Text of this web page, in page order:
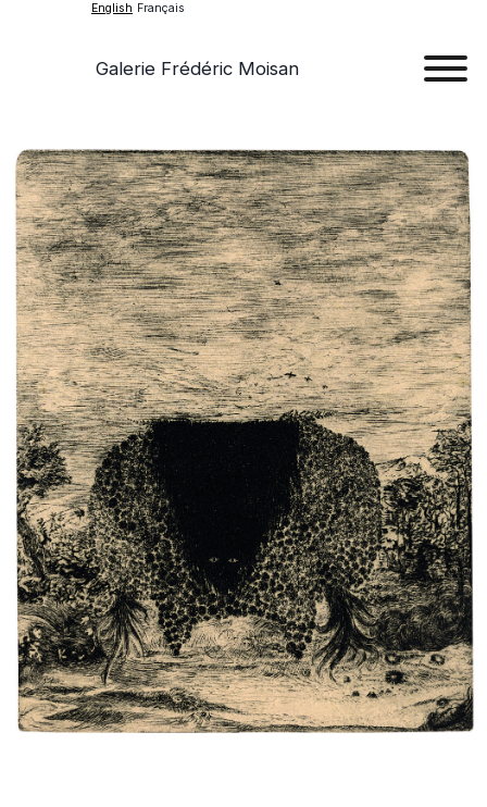
English Français
Galerie Frédéric Moisan